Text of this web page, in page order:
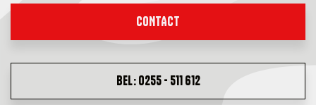
CONTACT
BEL: 0255 - 511 612